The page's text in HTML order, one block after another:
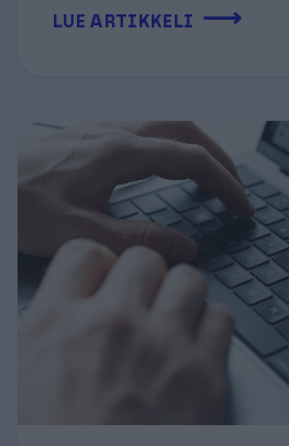
LUE ARTIKKELI ⟶